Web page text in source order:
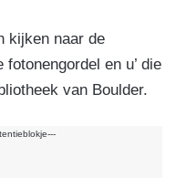
kijken naar de
fotonengordel en u’ die
van Boulder.